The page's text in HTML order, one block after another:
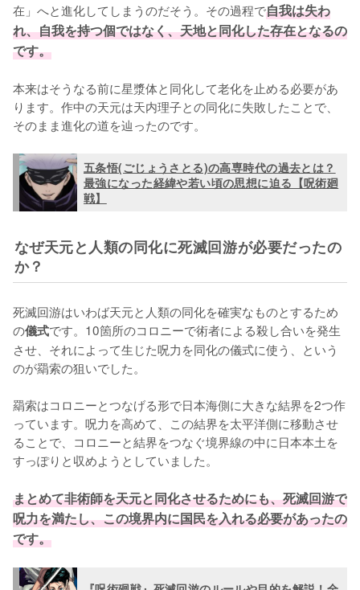
在」へと進化してしまうのだそう。その過程で自我は失わ
れ、自我を持つ個ではなく、天地と同化した存在となるの
です。
本来はそうなる前に星漿体と同化して老化を止める必要があ
ります。作中の天元は天内理子との同化に失敗したことで、
そのまま進化の道を辿ったのです。
五条悟(ごじょうさとる)の高専時代の過去とは？
最強になった経緯や若い頃の思想に迫る【呪術廻
戦】
なぜ天元と人類の同化に死滅回游が必要だったの
か？
死滅回游はいわば天元と人類の同化を確実なものとするため
の儀式です。10箇所のコロニーで術者による殺し合いを発生
させ、それによって生じた呪力を同化の儀式に使う、という
のが羂索の狙いでした。
羂索はコロニーとつなげる形で日本海側に大きな結界を2つ作
っています。呪力を高めて、この結界を太平洋側に移動させ
ることで、コロニーと結界をつなぐ境界線の中に日本本土を
すっぽりと収めようとしていました。
まとめて非術師を天元と同化させるためにも、死滅回游で
呪力を満たし、この境界内に国民を入れる必要があったの
です。